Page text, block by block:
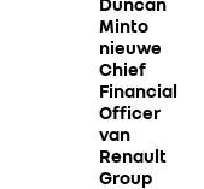
Minto
nieuwe
Chief
Financial
Officer
van
Renault
Group